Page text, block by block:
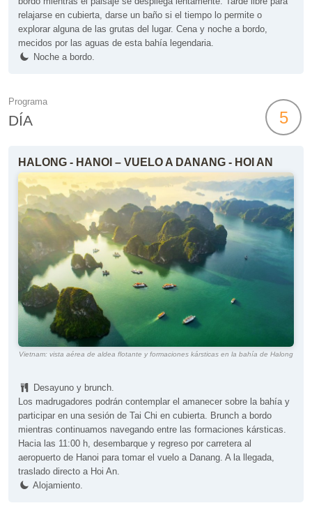
relajarse en cubierta, darse un baño si el tiempo lo permite o
explorar alguna de las grutas del lugar. Cena y noche a bordo,
mecidos por las aguas de esta bahía legendaria.
Noche a bordo.
Programa
DÍA 5
HALONG - HANOI – VUELO A DANANG - HOI AN
Vietnam: vista aérea de aldea flotante y formaciones kársticas en la bahía de Halong
Desayuno y brunch.
Los madrugadores podrán contemplar el amanecer sobre la bahía y
participar en una sesión de Tai Chi en cubierta. Brunch a bordo
mientras continuamos navegando entre las formaciones kársticas.
Hacia las 11:00 h, desembarque y regreso por carretera al
aeropuerto de Hanoi para tomar el vuelo a Danang. A la llegada,
traslado directo a Hoi An.
Alojamiento.